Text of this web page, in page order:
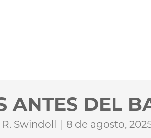
ANTES DEL
Swindoll 8 de agosto,